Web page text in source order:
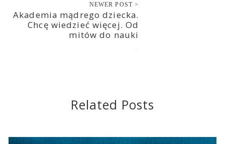
NEWER POST >
Akademia mądrego dziecka.
Chcę wiedzieć więcej. Od
mitów do nauki
Related Posts